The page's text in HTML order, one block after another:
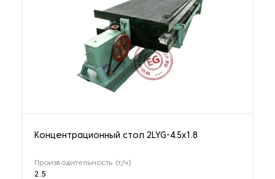
Концентрационный стол 2LYG-4.5х1.8
Производительность (т/ч)
2.5